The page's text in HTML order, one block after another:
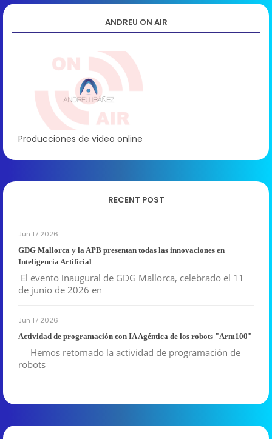
ANDREU ON AIR
Producciones de video online
RECENT POST
Jun 17 2026
GDG Mallorca y la APB presentan todas las innovaciones en
Inteligencia Artificial
El evento inaugural de GDG Mallorca, celebrado el 11
de junio de 2026 en
Jun 17 2026
Actividad de programación con IA Agéntica de los robots "Arm100"
Hemos retomado la actividad de programación de
robots